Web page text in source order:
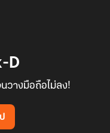
D
วางมือถือไม่ลง!